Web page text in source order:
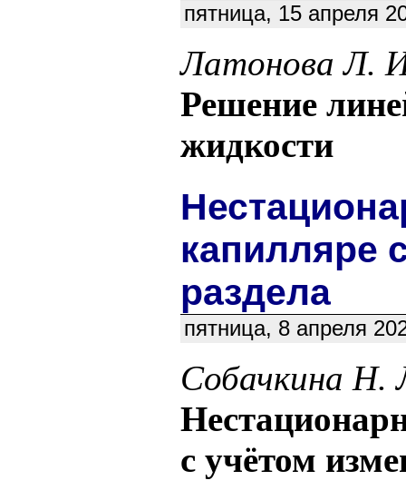
пятница, 15 апреля
Латонова Л.
Решение
жидкости
капилляре
раздела
пятница, 8 апреля
Собачкина Н.
с учётом